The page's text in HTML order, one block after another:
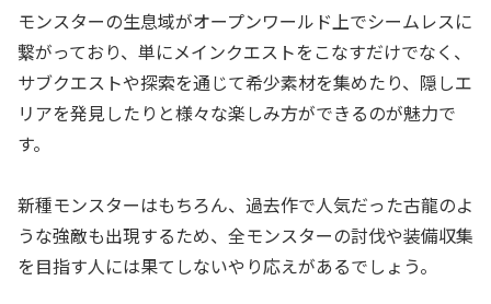
モンスターの生息域がオープンワールド上でシームレスに
繋がっており、単にメインクエストをこなすだけでなく、
サブクエストや探索を通じて希少素材を集めたり、隠しエ
リアを発見したりと様々な楽しみ方ができるのが魅力で
す。
新種モンスターはもちろん、過去作で人気だった古龍のよ
うな強敵も出現するため、全モンスターの討伐や装備収集
を目指す人には果てしないやり応えがあるでしょう。